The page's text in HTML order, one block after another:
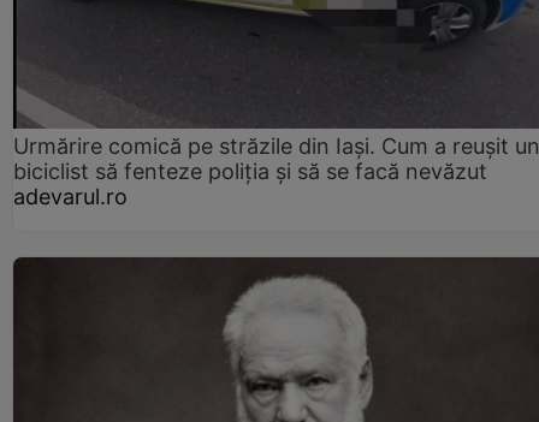
Urmărire comică pe străzile din Iași. Cum a reușit un
biciclist să fenteze poliția și să se facă nevăzut
adevarul.ro